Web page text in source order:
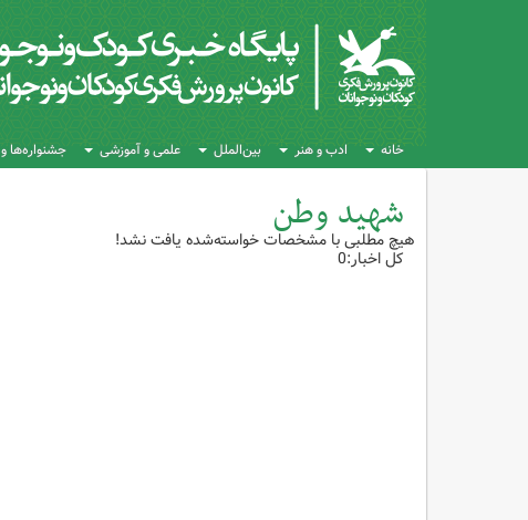
خانه ادب و هنر بین‌الملل علمی و آموزشی جشنواره‌ها
شهید وطن
کل اخبار:0
هیچ مطلبی با مشخصات خواسته‌شده یافت نشد!